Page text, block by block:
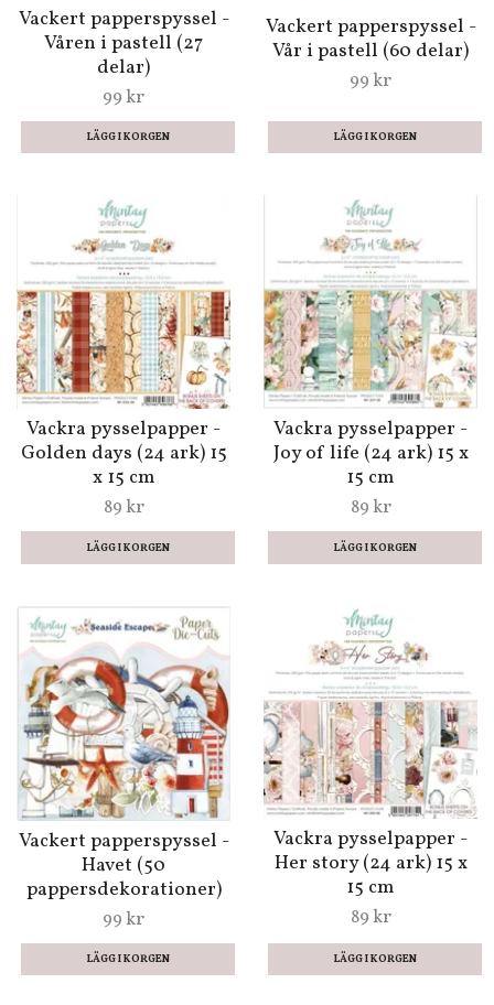
Vackert papperspyssel -
Våren i pastell (27
delar)
99 kr
Vackert papperspyssel -
Vår i pastell (60 delar)
99 kr
Vackra pysselpapper -
Golden days (24 ark) 15
x 15 cm
89 kr
Vackra pysselpapper -
Joy of life (24 ark) 15 x
15 cm
89 kr
Vackert papperspyssel -
Havet (50
pappersdekorationer)
99 kr
Vackra pysselpapper -
Her story (24 ark) 15 x
15 cm
89 kr